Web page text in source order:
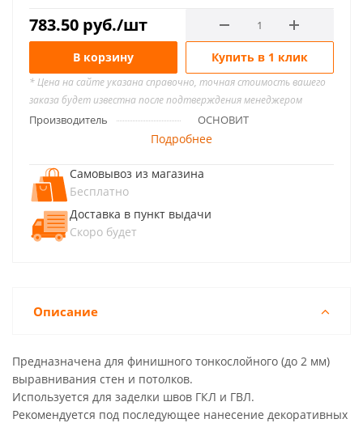
783.50 руб./шт
В корзину Купить в 1 клик
* Цена на сайте указана справочно, точная стоимость вашего
заказа будет известна после подтверждения менеджером
Производитель ОСНОВИТ
Подробнее
Самовывоз из магазина
Бесплатно
Доставка в пункт выдачи
Скоро будет
Описание
Предназначена для финишного тонкослойного (до 2 мм)
выравнивания стен и потолков.
Используется для заделки швов ГКЛ и ГВЛ.
Рекомендуется под последующее нанесение декоративных